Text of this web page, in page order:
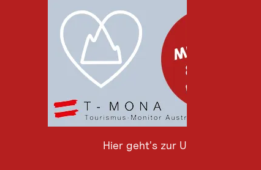
Hier geht's zur Umfrage